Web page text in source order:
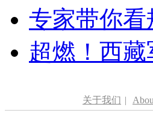
专家带你
超燃！西
关于我们 |